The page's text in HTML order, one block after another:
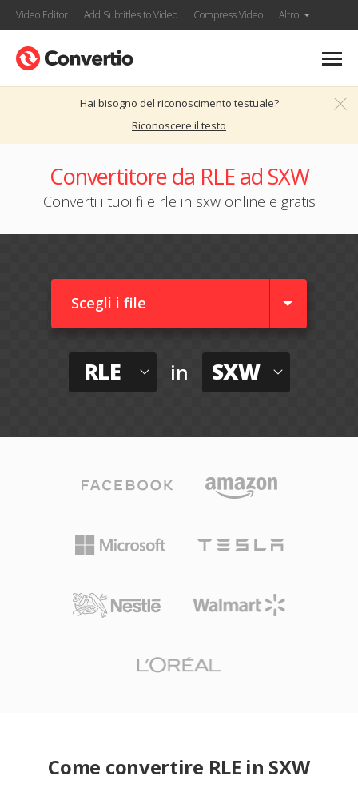
Video Editor Add Subtitles to Video Compress Video Altro
Hai bisogno del riconoscimento testuale?
Riconoscere il testo
Convertitore da RLE ad SXW
Converti i tuoi file rle in sxw online e gratis
Scegli i file
RLE in SXW
Come convertire RLE in SXW